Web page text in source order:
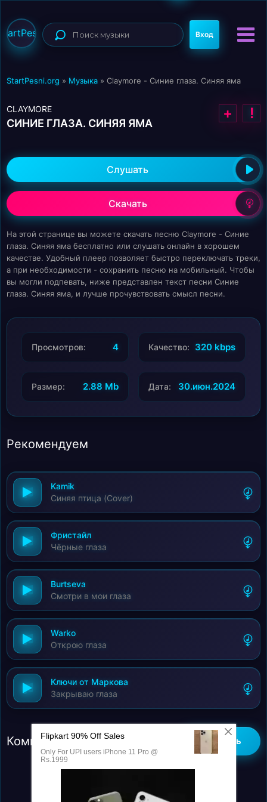
Вход
StartPesni.org » Музыка » Claymore - Синие глаза. Синяя яма
CLAYMORE
СИНИЕ ГЛАЗА. СИНЯЯ ЯМА
+ !
Слушать
Скачать
На этой странице вы можете скачать песню Claymore - Синие
глаза. Синяя яма бесплатно или слушать онлайн в хорошем
качестве. Удобный плеер позволяет быстро переключать треки,
а при необходимости - сохранить песню на мобильный. Чтобы
вы могли подпевать, ниже представлен текст песни Синие
глаза. Синяя яма, и лучше прочувствовать смысл песни.
Просмотров: 4 Качество: 320 kbps
Размер: 2.88 Mb Дата: 30.июн.2024
Рекомендуем
Kamik
Синяя птица (Cover)
Фристайл
Чёрные глаза
Burtseva
Смотри в мои глаза
Warko
Открою глаза
Ключи от Маркова
Закрываю глаза
Комментарии (0) Добавить